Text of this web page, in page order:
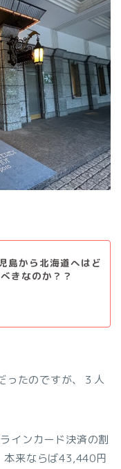
島から北海道へはど
きなのか？？
ったのですが、３人
インカード決済の割
本来ならば43,440円